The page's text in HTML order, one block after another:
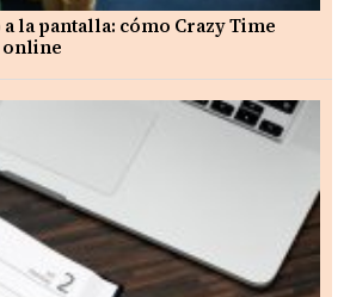
la pantalla: cómo Crazy Time
online